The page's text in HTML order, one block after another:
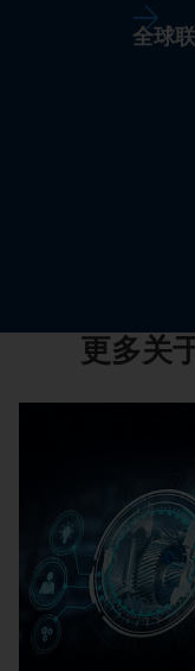
全球
更多关